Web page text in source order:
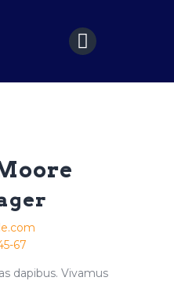
67
dapibus. Vivamus